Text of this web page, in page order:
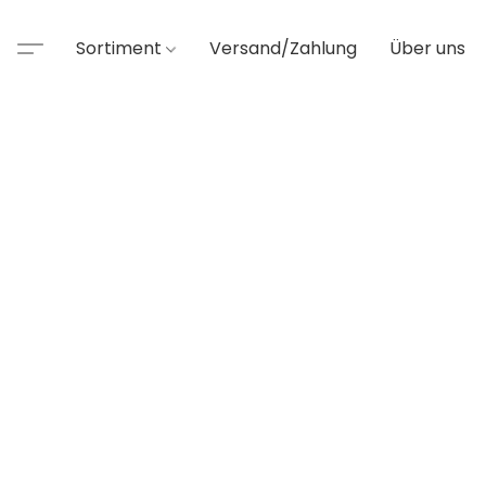
Sortiment Versand/Zahlung Über uns